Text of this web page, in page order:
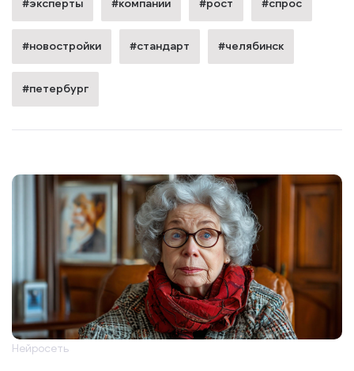
#эксперты #компании #рост #спрос
#новостройки #стандарт #челябинск
#петербург
Нейросеть